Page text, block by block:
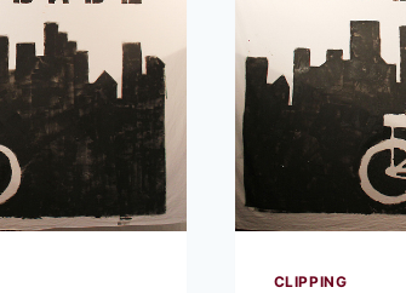
CLIPPING